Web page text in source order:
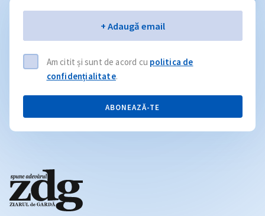
+ Adaugă email
Am citit și sunt de acord cu politica de
confidențialitate.
ABONEAZĂ-TE